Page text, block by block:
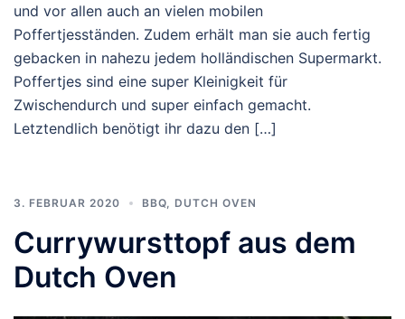
und vor allen auch an vielen mobilen
Poffertjesständen. Zudem erhält man sie auch fertig
gebacken in nahezu jedem holländischen Supermarkt.
Poffertjes sind eine super Kleinigkeit für
Zwischendurch und super einfach gemacht.
Letztendlich benötigt ihr dazu den […]
3. FEBRUAR 2020 BBQ DUTCH OVEN
Currywursttopf aus dem
Dutch Oven